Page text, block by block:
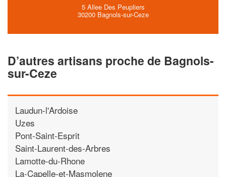
5 Allee Des Peupliers
30200 Bagnols-sur-Ceze
D’autres artisans proche de Bagnols-
sur-Ceze
Laudun-l'Ardoise
Uzes
Pont-Saint-Esprit
Saint-Laurent-des-Arbres
Lamotte-du-Rhone
La-Capelle-et-Masmolene